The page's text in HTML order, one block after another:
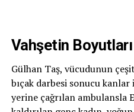
Vahşetin Boyutları
Gülhan Taş, vücudunun
bıçak darbesi sonucu kanlar
yerine çağrılan ambulansla